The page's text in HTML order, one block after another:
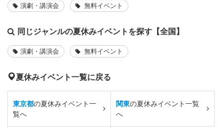
演劇・講演会 無料イベント
同じジャンルの夏休みイベントを探す【全国】
演劇・講演会 無料イベント
夏休みイベント一覧に戻る
東京都の夏休みイベント一
覧へ
関東の夏休みイベント一覧
へ